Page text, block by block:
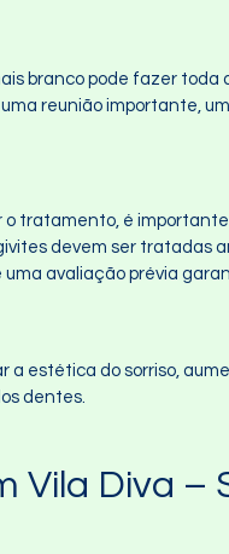
branco pode fazer
reunião importante,
o tratamento, é
devem ser tratadas
uma avaliação prévia
estética do sorriso,
dentes.
Vila Diva –